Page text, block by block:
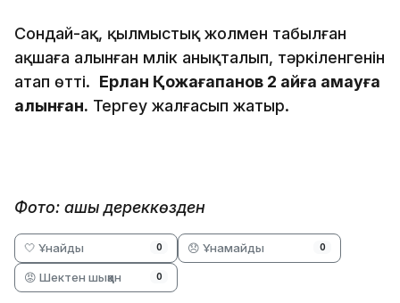
Сондай-ақ, қылмыстық жолмен табылған
ақшаға алынған мүлік анықталып, тәркіленгенін
атап өтті. Ерлан Қожағапанов 2 айға қамауға
алынған. Тергеу жалғасып жатыр.
Фото: ашық дереккөзден
🤍 Ұнайды 0 😞 Ұнамайды 0
😡 Шектен шыққан 0